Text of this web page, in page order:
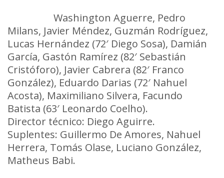
Washington Aguerre, Pedro
Milans, Javier Méndez, Guzmán Rodríguez,
Lucas Hernández (72′ Diego Sosa), Damián
García, Gastón Ramírez (82′ Sebastián
Cristóforo), Javier Cabrera (82′ Franco
González), Eduardo Darias (72′ Nahuel
Acosta), Maximiliano Silvera, Facundo
Batista (63′ Leonardo Coelho).
Director técnico: Diego Aguirre.
Suplentes: Guillermo De Amores, Nahuel
Herrera, Tomás Olase, Luciano González,
Matheus Babi.